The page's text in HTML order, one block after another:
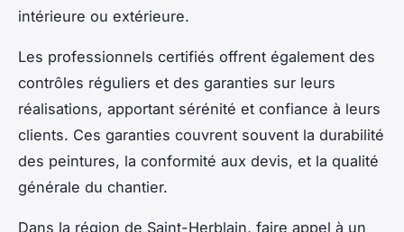
intérieure ou extérieure.
Les professionnels certifiés offrent également des
contrôles réguliers et des garanties sur leurs
réalisations, apportant sérénité et confiance à leurs
clients. Ces garanties couvrent souvent la durabilité
des peintures, la conformité aux devis, et la qualité
générale du chantier.
Dans la région de Saint-Herblain, faire appel à un